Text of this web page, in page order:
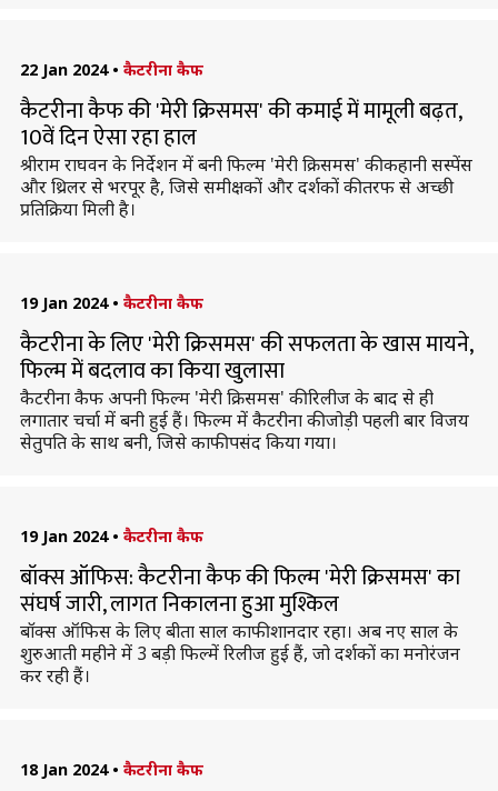
22 Jan 2024 • कैटरीना कैफ
कैटरीना कैफ की 'मेरी क्रिसमस' की कमाई में मामूली बढ़त,
10वें दिन ऐसा रहा हाल
श्रीराम राघवन के निर्देशन में बनी फिल्म 'मेरी क्रिसमस' की कहानी सस्पेंस
और थ्रिलर से भरपूर है, जिसे समीक्षकों और दर्शकों की तरफ से अच्छी
प्रतिक्रिया मिली है।
19 Jan 2024 • कैटरीना कैफ
कैटरीना के लिए 'मेरी क्रिसमस' की सफलता के खास मायने,
फिल्म में बदलाव का किया खुलासा
कैटरीना कैफ अपनी फिल्म 'मेरी क्रिसमस' की रिलीज के बाद से ही
लगातार चर्चा में बनी हुई हैं। फिल्म में कैटरीना की जोड़ी पहली बार विजय
सेतुपति के साथ बनी, जिसे काफी पसंद किया गया।
19 Jan 2024 • कैटरीना कैफ
बॉक्स ऑफिस: कैटरीना कैफ की फिल्म 'मेरी क्रिसमस' का
संघर्ष जारी, लागत निकालना हुआ मुश्किल
बॉक्स ऑफिस के लिए बीता साल काफी शानदार रहा। अब नए साल के
शुरुआती महीने में 3 बड़ी फिल्में रिलीज हुई हैं, जो दर्शकों का मनोरंजन
कर रही हैं।
18 Jan 2024 • कैटरीना कैफ